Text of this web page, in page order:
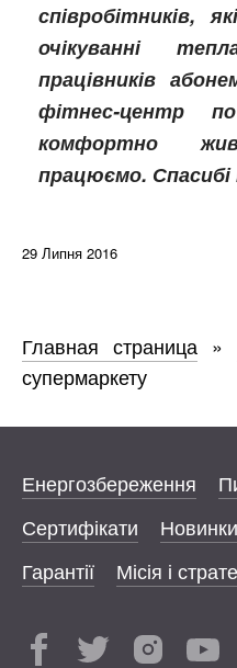
співробітників,
очікуванні
працівників
фітнес-центр
комфортно
працюємо. Спасибі
29 Липня 2016
Главная страница»
супермаркету
Енергозбереження
Сертифікати
Новинки
Гарантії
Місія і